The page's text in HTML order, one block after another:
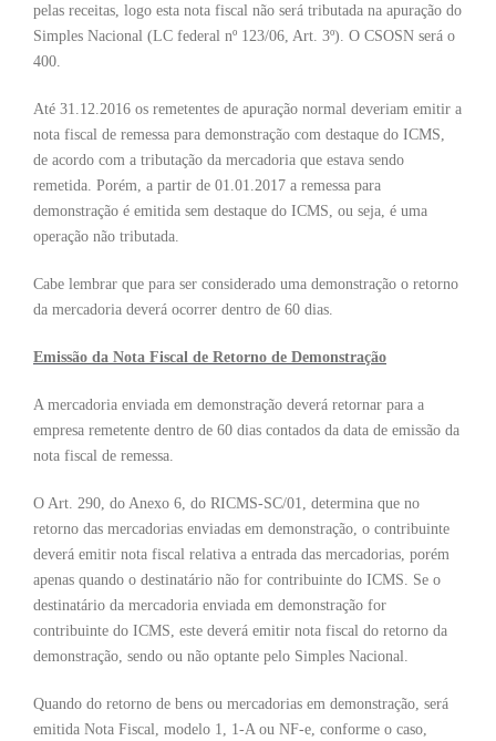
pelas receitas, logo esta nota fiscal não será tributada na apuração do
Simples Nacional (LC federal nº 123/06, Art. 3º). O CSOSN será o
400.
Até 31.12.2016 os remetentes de apuração normal deveriam emitir a
nota fiscal de remessa para demonstração com destaque do ICMS,
de acordo com a tributação da mercadoria que estava sendo
remetida. Porém, a partir de 01.01.2017 a remessa para
demonstração é emitida sem destaque do ICMS, ou seja, é uma
operação não tributada.
Cabe lembrar que para ser considerado uma demonstração o retorno
da mercadoria deverá ocorrer dentro de 60 dias.
Emissão da Nota Fiscal de Retorno de Demonstração
A mercadoria enviada em demonstração deverá retornar para a
empresa remetente dentro de 60 dias contados da data de emissão da
nota fiscal de remessa.
O Art. 290, do Anexo 6, do RICMS-SC/01, determina que no
retorno das mercadorias enviadas em demonstração, o contribuinte
deverá emitir nota fiscal relativa a entrada das mercadorias, porém
apenas quando o destinatário não for contribuinte do ICMS. Se o
destinatário da mercadoria enviada em demonstração for
contribuinte do ICMS, este deverá emitir nota fiscal do retorno da
demonstração, sendo ou não optante pelo Simples Nacional.
Quando do retorno de bens ou mercadorias em demonstração, será
emitida Nota Fiscal, modelo 1, 1-A ou NF-e, conforme o caso,